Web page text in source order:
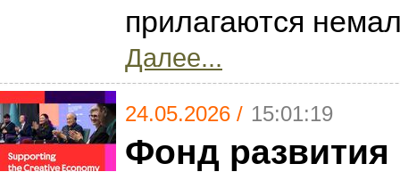
прилагаются
Далее...
24.05.2026 / 15:01:19
Фонд развития